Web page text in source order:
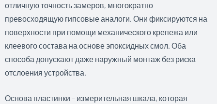
отличную точность замеров, многократно
превосходящую гипсовые аналоги. Они фиксируются на
поверхности при помощи механического крепежа или
клеевого состава на основе эпоксидных смол. Оба
способа допускают даже наружный монтаж без риска
отслоения устройства.
Основа пластинки – измерительная шкала, которая